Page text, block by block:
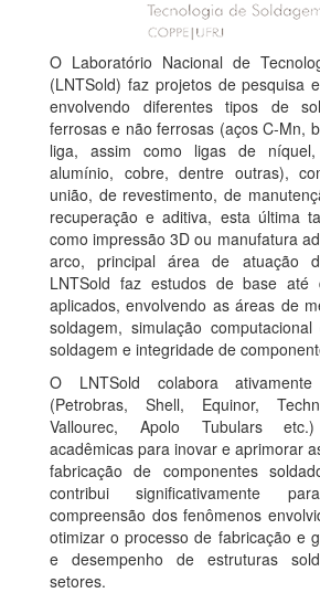
O Laboratório Nacional de
(LNTSold) faz projetos de pesquisa
envolvendo diferentes tipos de
ferrosas e não ferrosas (aços C-Mn,
liga, assim como ligas de níquel,
alumínio, cobre, dentre outras),
união, de revestimento, de
recuperação e aditiva, esta última
como impressão 3D ou manufatura
arco, principal área de atuação
LNTSold faz estudos de base até
aplicados, envolvendo as áreas de
soldagem, simulação
soldagem e integridade de
O LNTSold colabora
(Petrobras, Shell, Equinor,
Vallourec, Apolo Tubulars
acadêmicas para inovar e aprimorar
fabricação de componentes
contribui significativamente
compreensão dos fenômenos
otimizar o processo de fabricação e
e desempenho de estruturas
setores.